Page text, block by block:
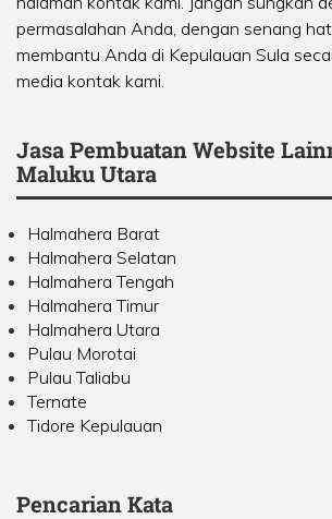
permasalahan Anda, dengan senang
membantu Anda di Kepulauan Sula
media kontak kami.
Jasa Pembuatan Website
Maluku Utara
Halmahera Barat
Halmahera Selatan
Halmahera Tengah
Halmahera Timur
Halmahera Utara
Pulau Morotai
Pulau Taliabu
Ternate
Tidore Kepulauan
Pencarian Kata